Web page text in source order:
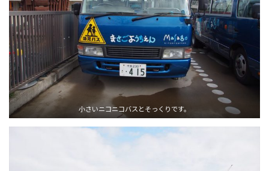
小さいニコニコバスとそっくりです。